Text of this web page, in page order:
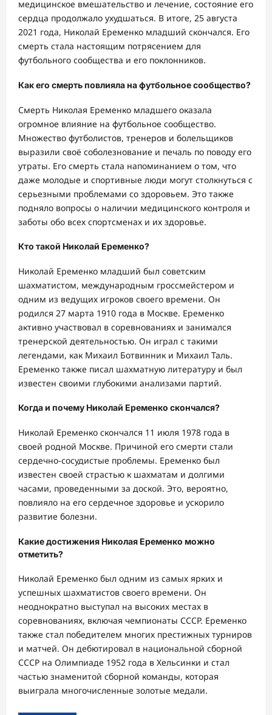
медицинское вмешательство и лечение, состояние его
сердца продолжало ухудшаться. В итоге, 25 августа
2021 года, Николай Еременко младший скончался. Его
смерть стала настоящим потрясением для
футбольного сообщества и его поклонников.
Как его смерть повлияла на футбольное сообщество?
Смерть Николая Еременко младшего оказала
огромное влияние на футбольное сообщество.
Множество футболистов, тренеров и болельщиков
выразили своё соболезнование и печаль по поводу его
утраты. Его смерть стала напоминанием о том, что
даже молодые и спортивные люди могут столкнуться с
серьезными проблемами со здоровьем. Это также
подняло вопросы о наличии медицинского контроля и
заботы обо всех спортсменах и их здоровье.
Кто такой Николай Еременко?
Николай Еременко младший был советским
шахматистом, международным гроссмейстером и
одним из ведущих игроков своего времени. Он
родился 27 марта 1910 года в Москве. Еременко
активно участвовал в соревнованиях и занимался
тренерской деятельностью. Он играл с такими
легендами, как Михаил Ботвинник и Михаил Таль.
Еременко также писал шахматную литературу и был
известен своими глубокими анализами партий.
Когда и почему Николай Еременко скончался?
Николай Еременко скончался 11 июля 1978 года в
своей родной Москве. Причиной его смерти стали
сердечно-сосудистые проблемы. Еременко был
известен своей страстью к шахматам и долгими
часами, проведенными за доской. Это, вероятно,
повлияло на его сердечное здоровье и ускорило
развитие болезни.
Какие достижения Николая Еременко можно
отметить?
Николай Еременко был одним из самых ярких и
успешных шахматистов своего времени. Он
неоднократно выступал на высоких местах в
соревнованиях, включая чемпионаты СССР. Еременко
также стал победителем многих престижных турниров
и матчей. Он дебютировал в национальной сборной
СССР на Олимпиаде 1952 года в Хельсинки и стал
частью знаменитой сборной команды, которая
выиграла многочисленные золотые медали.